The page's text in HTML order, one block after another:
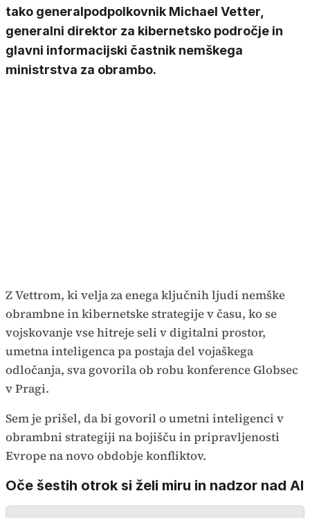
tako generalpodpolkovnik Michael Vetter,
generalni direktor za kibernetsko področje in
glavni informacijski častnik nemškega
ministrstva za obrambo.
Z Vettrom, ki velja za enega ključnih ljudi nemške
obrambne in kibernetske strategije v času, ko se
vojskovanje vse hitreje seli v digitalni prostor,
umetna inteligenca pa postaja del vojaškega
odločanja, sva govorila ob robu konference Globsec
v Pragi.
Sem je prišel, da bi govoril o umetni inteligenci v
obrambni strategiji na bojišču in pripravljenosti
Evrope na novo obdobje konfliktov.
Oče šestih otrok si želi miru in nadzor nad AI